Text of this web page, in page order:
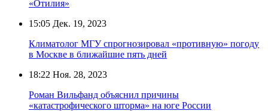
«Отилия»
15:05 Дек. 19, 2023
Климатолог МГУ спрогнозировал «противную» погоду
в Москве в ближайшие пять дней
18:22 Ноя. 28, 2023
Роман Вильфанд объяснил причины
«катастрофического шторма» на юге России